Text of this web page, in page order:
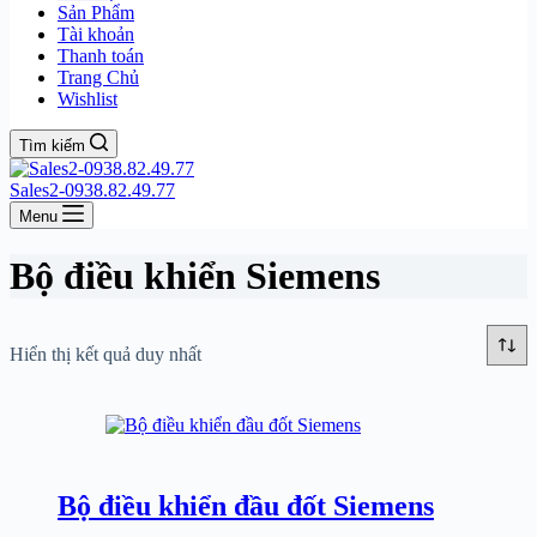
Sản Phẩm
Tài khoản
Thanh toán
Trang Chủ
Wishlist
Tìm kiếm
Sales2-0938.82.49.77
Menu
Bộ điều khiển Siemens
Hiển thị kết quả duy nhất
Bộ điều khiển đầu đốt Siemens